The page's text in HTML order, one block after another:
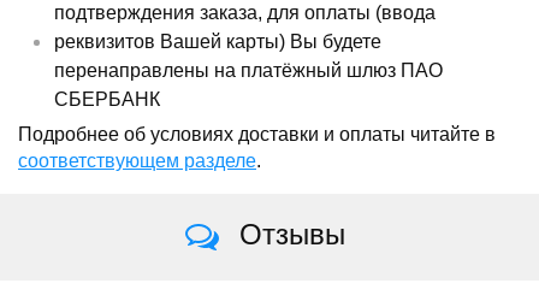
подтверждения заказа, для оплаты (ввода
реквизитов Вашей карты) Вы будете
перенаправлены на платёжный шлюз ПАО
СБЕРБАНК
Подробнее об условиях доставки и оплаты читайте в
соответствующем разделе.
Отзывы